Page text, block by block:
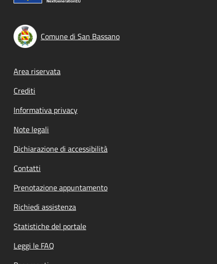
Comune di San Bassano
Footer menu
Area riservata
Crediti
Informativa privacy
Note legali
Dichiarazione di accessibilità
Contatti
Prenotazione appuntamento
Richiedi assistenza
Statistiche del portale
Leggi le FAQ